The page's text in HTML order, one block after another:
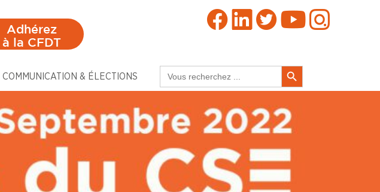
Adhérez
à la CFDT
COMMUNICATION & ÉLECTIONS
for:
Search Button